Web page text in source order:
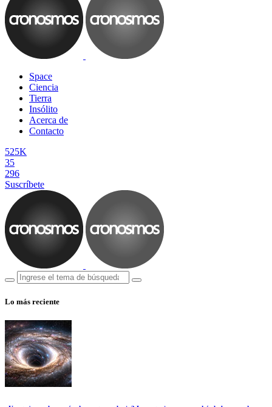
Space
Ciencia
Tierra
Insólito
Acerca de
Contacto
525K
35
296
Suscríbete
Lo más reciente